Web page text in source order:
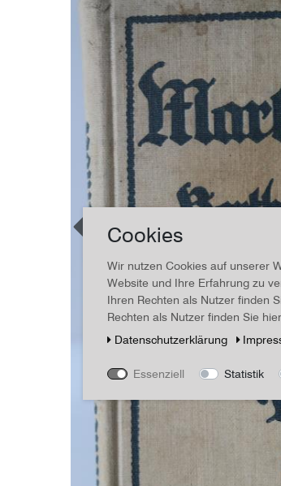
Cookies
Wir nutzen Cookies auf unserer
Website und Ihre Erfahrung zu
Ihren Rechten als Nutzer finden
Rechten als Nutzer finden Sie
Daten­schutz­erklärung
Essenziell Statistik